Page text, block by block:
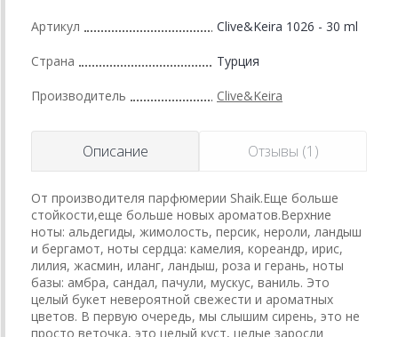
Артикул Clive&Keira 1026 - 30 ml
Страна Турция
Производитель Clive&Keira
Описание Отзывы (1)
От производителя парфюмерии Shaik.Еще больше
стойкости,еще больше новых ароматов.Верхние
ноты: альдегиды, жимолость, персик, нероли, ландыш
и бергамот, ноты сердца: камелия, кореандр, ирис,
лилия, жасмин, иланг, ландыш, роза и герань, ноты
базы: амбра, сандал, пачули, мускус, ваниль. Это
целый букет невероятной свежести и ароматных
цветов. В первую очередь, мы слышим сирень, это не
просто веточка, это целый куст, целые заросли